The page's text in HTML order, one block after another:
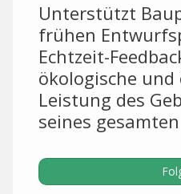
Unterstützt
frühen
Echtzeit-
ökologische und
Leistung des
seines